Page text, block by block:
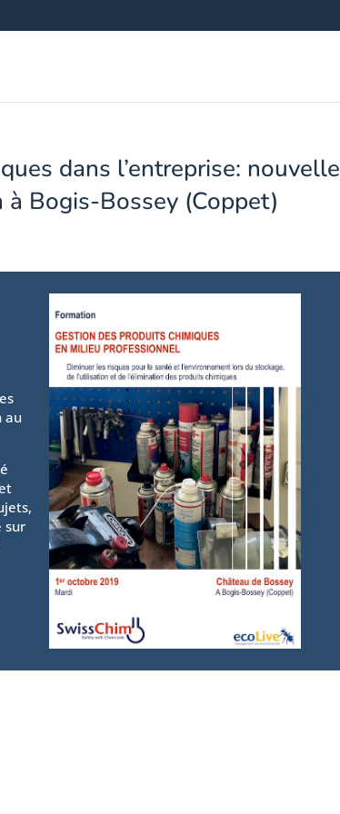
dans l’entreprise: nouvelle
Bogis-Bossey (Coppet)
au
sur